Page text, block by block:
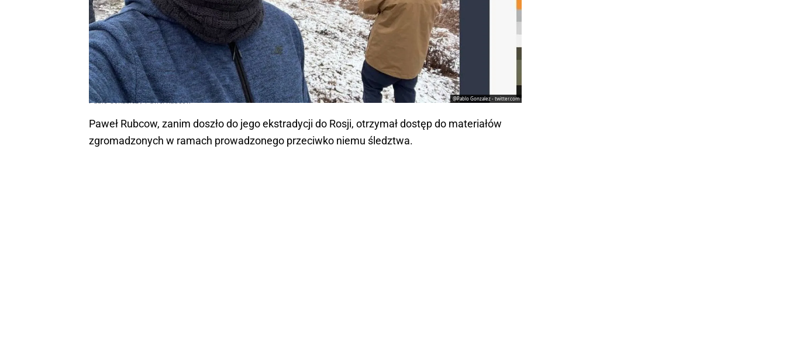
@Pablo Gonzalez - twitter.com
Pablo Gonzalez / Paweł Rubcow
Paweł Rubcow, zanim doszło do jego ekstradycji do Rosji, otrzymał dostęp do materiałów
zgromadzonych w ramach prowadzonego przeciwko niemu śledztwa.